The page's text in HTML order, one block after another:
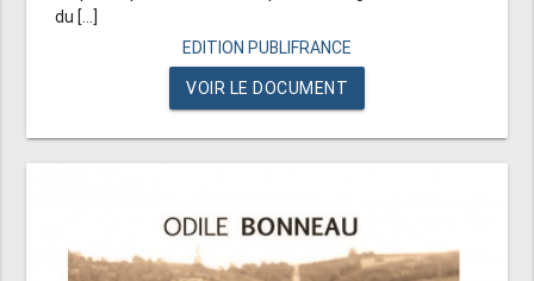
du [...]
EDITION PUBLIFRANCE
VOIR LE DOCUMENT